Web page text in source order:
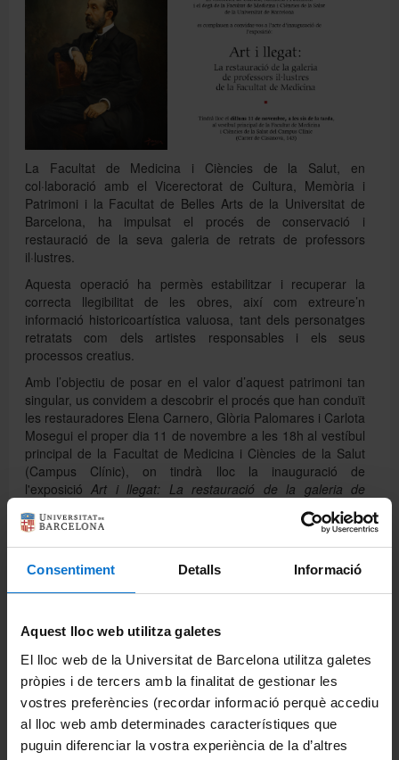
Consentiment Detalls Informació
Aquest lloc web utilitza galetes
El lloc web de la Universitat de Barcelona utilitza galetes
pròpies i de tercers amb la finalitat de gestionar les
vostres preferències (recordar informació perquè accediu
al lloc web amb determinades característiques que
puguin diferenciar la vostra experiència de la d’altres
Directori
Español
La Facultat de Medicina i Ciències de la Salut, en
col·laboració amb el Vicerectorat de Cultura, Memòria i
Patrimoni i la Facultat de Belles Arts de la Universitat de
Barcelona, ha impulsat el procés de conservació i
restauració de la seva galeria de retrats de professors
il·lustres.
Aquesta operació ha permès estabilitzar i recuperar la
correcta llegibilitat de les obres, així com extreure’n
informació historicoartística valuosa, tant dels personatges
retratats com dels artistes responsables i els seus
processos creatius.
Amb l’objectiu de posar en el valor d’aquest patrimoni tan
singular, us convidem a descobrir el procés que han conduït
les restauradores Elena Carnero, Glòria Palomares i Carlota
Mosegui el proper dia 11 de novembre a les 18h al vestíbul
principal de la Facultat de Medicina i Ciències de la Salut
(Campus Clínic), on tindrà lloc la inauguració de
l'exposició Art i llegat: La restauració de la galeria de
Comparteix-ho:
Imprimeix
Departaments
Biomedicina
Ciències Clíniques